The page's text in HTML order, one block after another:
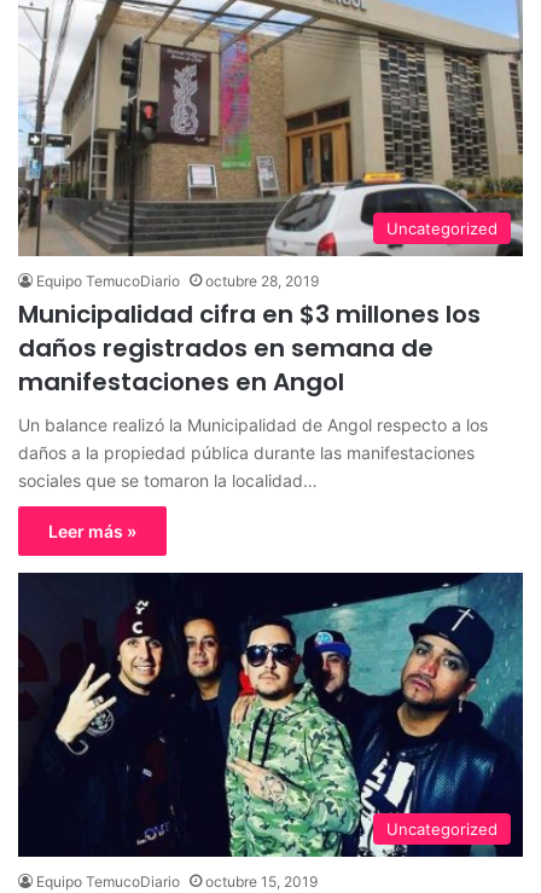
Uncategorized
Equipo TemucoDiario octubre 28, 2019
Municipalidad cifra en $3 millones los
daños registrados en semana de
manifestaciones en Angol
Un balance realizó la Municipalidad de Angol respecto a los
daños a la propiedad pública durante las manifestaciones
sociales que se tomaron la localidad…
Leer más »
Uncategorized
Equipo TemucoDiario octubre 15, 2019